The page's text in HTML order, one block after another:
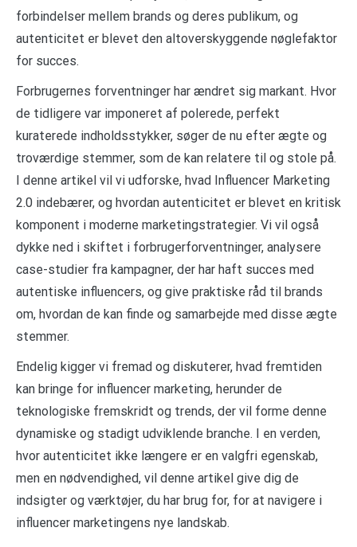
forbindelser mellem brands og deres publikum, og
autenticitet er blevet den altoverskyggende nøglefaktor
for succes.
Forbrugernes forventninger har ændret sig markant. Hvor
de tidligere var imponeret af polerede, perfekt
kuraterede indholdsstykker, søger de nu efter ægte og
troværdige stemmer, som de kan relatere til og stole på.
I denne artikel vil vi udforske, hvad Influencer Marketing
2.0 indebærer, og hvordan autenticitet er blevet en kritisk
komponent i moderne marketingstrategier. Vi vil også
dykke ned i skiftet i forbrugerforventninger, analysere
case-studier fra kampagner, der har haft succes med
autentiske influencers, og give praktiske råd til brands
om, hvordan de kan finde og samarbejde med disse ægte
stemmer.
Endelig kigger vi fremad og diskuterer, hvad fremtiden
kan bringe for influencer marketing, herunder de
teknologiske fremskridt og trends, der vil forme denne
dynamiske og stadigt udviklende branche. I en verden,
hvor autenticitet ikke længere er en valgfri egenskab,
men en nødvendighed, vil denne artikel give dig de
indsigter og værktøjer, du har brug for, for at navigere i
influencer marketingens nye landskab.